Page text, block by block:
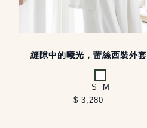
縫隙中的曦光，蕾絲西裝外套
白
S
M
$ 3,280